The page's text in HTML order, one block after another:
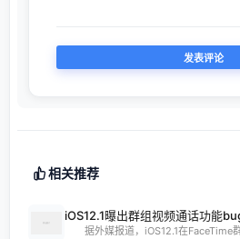
相关推荐
iOS12.1曝出群组视频通话功能
据外媒报道，iOS12.1在FaceTime